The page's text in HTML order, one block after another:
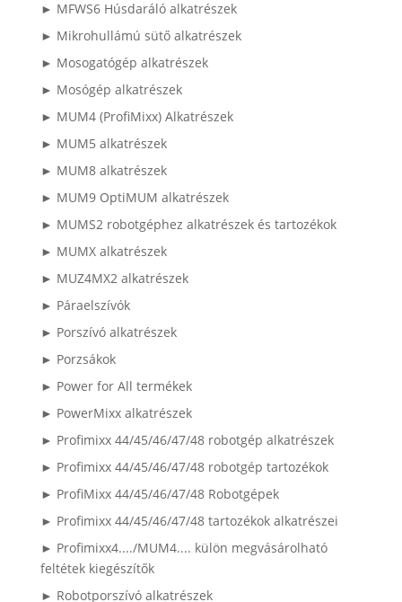
► MFWS6 Húsdaráló alkatrészek
► Mikrohullámú sütő alkatrészek
► Mosogatógép alkatrészek
► Mosógép alkatrészek
► MUM4 (ProfiMixx) Alkatrészek
► MUM5 alkatrészek
► MUM8 alkatrészek
► MUM9 OptiMUM alkatrészek
► MUMS2 robotgéphez alkatrészek és tartozékok
► MUMX alkatrészek
► MUZ4MX2 alkatrészek
► Páraelszívók
► Porszívó alkatrészek
► Porzsákok
► Power for All termékek
► PowerMixx alkatrészek
► Profimixx 44/45/46/47/48 robotgép alkatrészek
► Profimixx 44/45/46/47/48 robotgép tartozékok
► ProfiMixx 44/45/46/47/48 Robotgépek
► Profimixx 44/45/46/47/48 tartozékok alkatrészei
► Profimixx4..../MUM4.... külön megvásárolható
feltétek kiegészítők
► Robotporszívó alkatrészek